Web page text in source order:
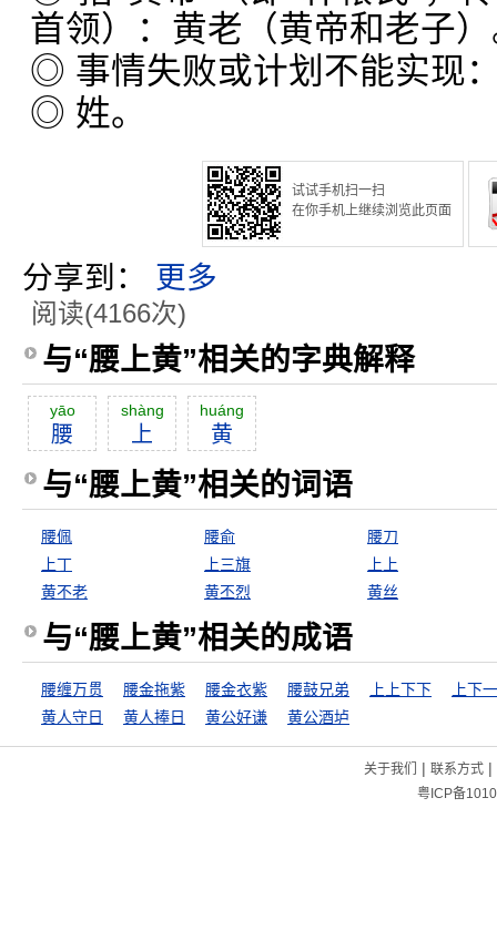
首领）：黄老（黄帝和老子
◎ 事情失败或计划不能实现
◎ 姓。
试试手机扫一扫
在你手机上继续浏览此页面
分享到： 更多
阅读(4166次)
与“腰上黄”相关的字典解释
yāo
腰
shàng
上
huáng
黄
与“腰上黄”相关的词语
腰佩 腰俞
腰刀
上丁
上三旗
上上
黄不老
黄丕烈 黄丝
与“腰上黄”相关的成语
腰缠万贯 腰金拖紫 腰金衣紫 腰鼓兄弟 上上下下
上下
黄人守日
黄人捧日 黄公好谦 黄公酒垆
关于我们 | 联系方式|
粤ICP备